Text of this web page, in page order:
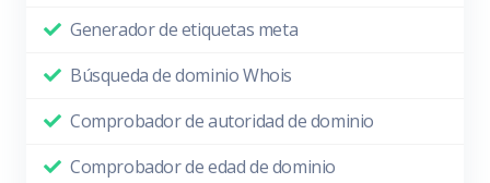
Generador de etiquetas meta
Búsqueda de dominio Whois
Comprobador de autoridad de dominio
Comprobador de edad de dominio